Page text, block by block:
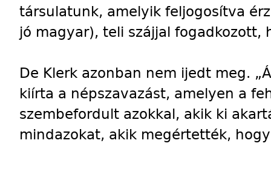
társulatunk, amelyik feljogosítva
jó magyar), teli szájjal fogadkozott,
De Klerk azonban nem ijedt meg.
kiírta a népszavazást, amelyen a
szembefordult azokkal, akik ki
mindazokat, akik megértették,